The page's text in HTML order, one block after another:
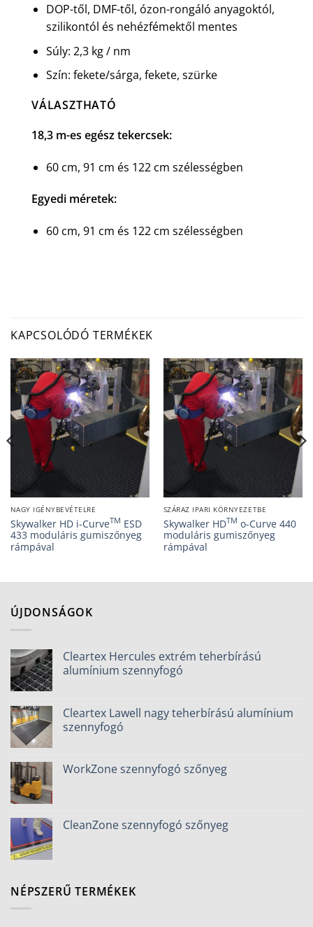
DOP-től, DMF-től, ózon-rongáló anyagoktól,
szilikontól és nehézfémektől mentes
Súly: 2,3 kg / nm
Szín: fekete/sárga, fekete, szürke
VÁLASZTHATÓ
18,3 m-es egész tekercsek:
60 cm, 91 cm és 122 cm szélességben
Egyedi méretek:
60 cm, 91 cm és 122 cm szélességben
KAPCSOLÓDÓ TERMÉKEK
NAGY IGÉNYBEVÉTELRE
Skywalker HD i-CurveTM ESD
433 moduláris gumiszőnyeg
rámpával
SZÁRAZ IPARI KÖRNYEZETBE
Skywalker HDTM o-Curve 440
moduláris gumiszőnyeg
rámpával
ÚJDONSÁGOK
Cleartex Hercules extrém teherbírású
alumínium szennyfogó
Cleartex Lawell nagy teherbírású alumínium
szennyfogó
WorkZone szennyfogó szőnyeg
CleanZone szennyfogó szőnyeg
NÉPSZERŰ TERMÉKEK